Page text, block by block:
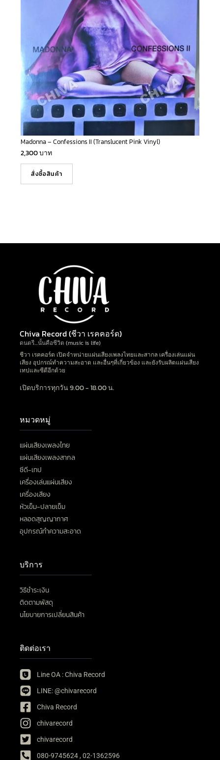
Madonna – Confessions II (Translucent Pink Vinyl)
2,300บาท
สั่งซื้อสินค้า
Chiva Record (ชีวา เรคคอร์ด)
ดนตรี…นั้นคือชีวิต (music is life)
ชีวา เรคคอร์ด เปิดจำหน่ายแผ่นเสียงเพลงไทยและสากล เครื่องเล่นแผ่น
เสียง อุปกรณ์ทำความสะอาด และอื่นๆที่เกี่ยวข้อง และยังรับผลิตแผ่นเสียง
เทปและซีดีอีกด้วย
เปิดบริการทุกวัน 9.00 - 18.00 น.
หมวดหมู่
แผ่นเสียงเพลงไทย
แผ่นเสียงเพลงสากล
ซีดี-เทป
เครื่องเล่นแผ่นเสียง
เครื่องเสียง
หัวเข็ม-ปลายเข็ม
หลอดสุญญากาศ
อุปกรณ์ทำความสะอาด
บริการ
วิธีชำระเงิน
ติดตามพัสดุ
นโยบายการเปลี่ยนสินค้า
ติดต่อเรา
Line OA : Chiva Record
LINE: @chivarecord
Chiva Record
chivarecord
chivarecord
080-9745624 , 02-1362596